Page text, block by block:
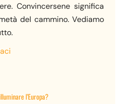
Convincersene significa
del cammino. Vediamo
l’Europa?